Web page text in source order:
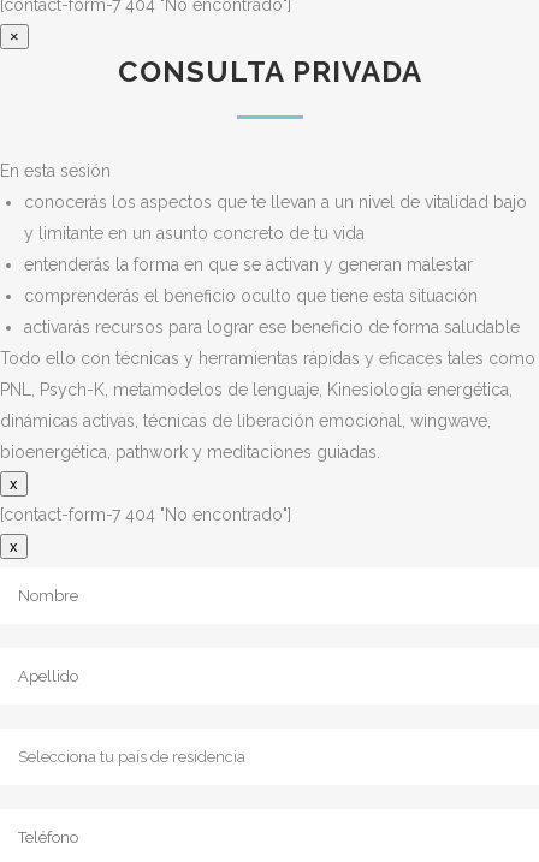
[contact-form-7 404 "No encontrado"]
×
CONSULTA PRIVADA
En esta sesión
conocerás los aspectos que te llevan a un nivel de vitalidad bajo
y limitante en un asunto concreto de tu vida
entenderás la forma en que se activan y generan malestar
comprenderás el beneficio oculto que tiene esta situación
activarás recursos para lograr ese beneficio de forma saludable
Todo ello con técnicas y herramientas rápidas y eficaces tales como
PNL, Psych-K, metamodelos de lenguaje, Kinesiología energética,
dinámicas activas, técnicas de liberación emocional, wingwave,
bioenergética, pathwork y meditaciones guiadas.
x
[contact-form-7 404 "No encontrado"]
x